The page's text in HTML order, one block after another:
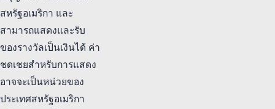
สหรัฐอเมริกา และ
สามารถแสดงและรับ
ของรางวัลเป็นเงินได้ ค่า
ชดเชยสำหรับการแสดง
อาจจะเป็นหน่วยของ
ประเทศสหรัฐอเมริกา